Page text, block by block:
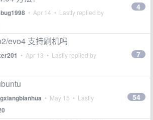
• Apr 14 • Lastly replied by
4
evo4 支持刷机吗
• Apr 13 • Lastly replied by 7
• May 15 • Lastly
54